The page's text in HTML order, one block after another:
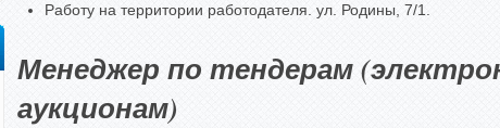
Работу на территории работодателя. ул. Родины, 7/1.
Менеджер по тендерам
аукционам)